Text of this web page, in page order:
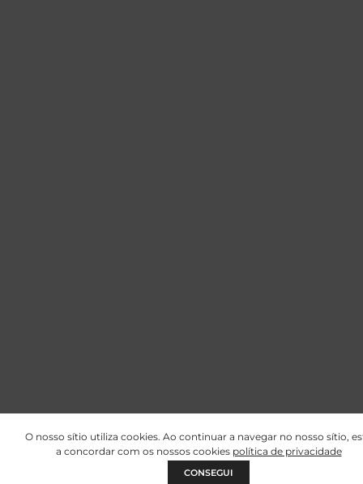
O nosso sítio utiliza cookies. Ao continuar a navegar no nosso sítio,
a concordar com os nossos cookies política de privacidade
CONSEGUI